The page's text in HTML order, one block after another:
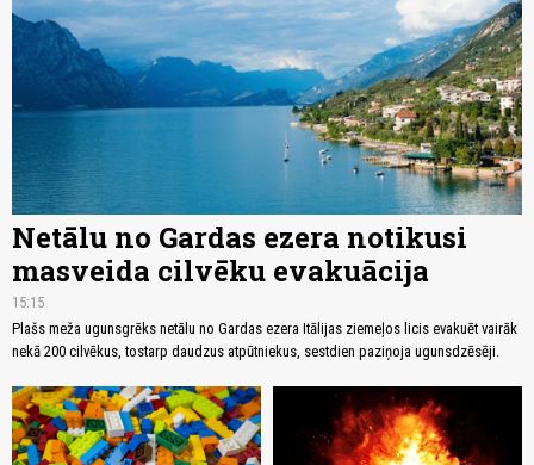
Netālu no Gardas ezera notikusi
masveida cilvēku evakuācija
15:15
Plašs meža ugunsgrēks netālu no Gardas ezera Itālijas ziemeļos licis evakuēt vairāk
nekā 200 cilvēkus, tostarp daudzus atpūtniekus, sestdien paziņoja ugunsdzēsēji.